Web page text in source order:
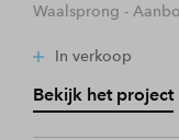
Waalsprong -
In verkoop
Bekijk het project